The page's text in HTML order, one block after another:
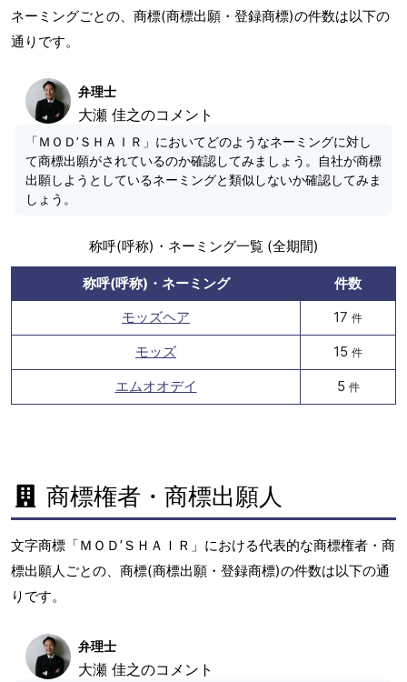
ネーミングごとの、商標(商標出願・登録商標)の件数は以下の
通りです。
弁理士
大瀬 佳之のコメント
「ＭＯＤ’ＳＨＡＩＲ」においてどのようなネーミングに対し
て商標出願がされているのか確認してみましょう。自社が商標
出願しようとしているネーミングと類似しないか確認してみま
しょう。
称呼(呼称)・ネーミング一覧 (全期間)
称呼(呼称)・ネーミング
件数
モッズヘア
17 件
モッズ 15 件
エムオオデイ 5 件
商標権者・商標出願人
文字商標「ＭＯＤ’ＳＨＡＩＲ」における代表的な商標権者・商
標出願人ごとの、商標(商標出願・登録商標)の件数は以下の通
りです。
弁理士
大瀬 佳之のコメント